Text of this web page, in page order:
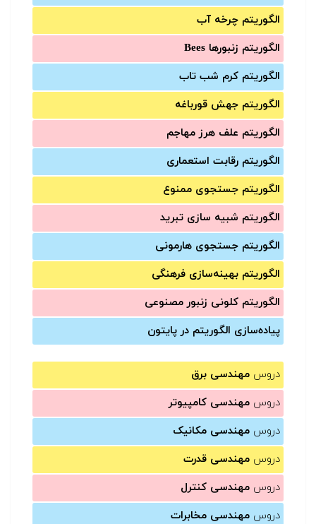
الگوریتم چرخه آب
الگوریتم زنبورها Bees
الگوریتم کرم شب تاب
الگوریتم جهش قورباغه
الگوریتم علف هرز مهاجم
الگوریتم رقابت استعماری
الگوریتم جستجوی ممنوع
الگوریتم شبیه سازی تبرید
الگوریتم جستجوی هارمونی
الگوریتم بهینه‌سازی فرهنگی
الگوریتم کلونی زنبور مصنوعی
پیاده‌سازی الگوریتم در پایتون
دروس مهندسی برق
دروس مهندسی کامپیوتر
دروس مهندسی مکانیک
دروس مهندسی قدرت
دروس مهندسی کنترل
دروس مهندسی مخابرات